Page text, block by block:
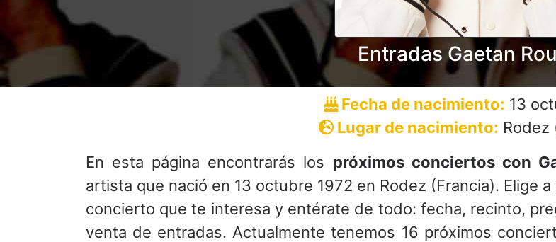
Entradas Gaetan
Fecha de nacimiento: 13
Lugar de nacimiento: Rodez
En esta página encontrarás los próximos conciertos con
artista que nació en 13 octubre 1972 en Rodez (Francia). Elige
concierto que te interesa y entérate de todo: fecha, recinto,
venta de entradas. Actualmente tenemos 16 próximos